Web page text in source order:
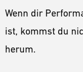
Wenn dir
ist, kommst du
herum.